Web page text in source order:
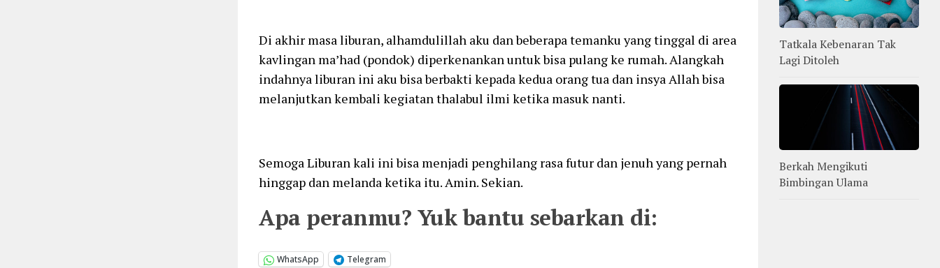
Di akhir masa liburan, alhamdulillah aku dan beberapa temanku yang tinggal di area
kavlingan ma’had (pondok) diperkenankan untuk bisa pulang ke rumah. Alangkah
indahnya liburan ini aku bisa berbakti kepada kedua orang tua dan insya Allah bisa
melanjutkan kembali kegiatan thalabul ilmi ketika masuk nanti.
Semoga Liburan kali ini bisa menjadi penghilang rasa futur dan jenuh yang pernah
hinggap dan melanda ketika itu. Amin. Sekian.
Apa peranmu? Yuk bantu sebarkan di:
WhatsApp Telegram
Tatkala Kebenaran Tak
Lagi Ditoleh
Berkah Mengikuti
Bimbingan Ulama